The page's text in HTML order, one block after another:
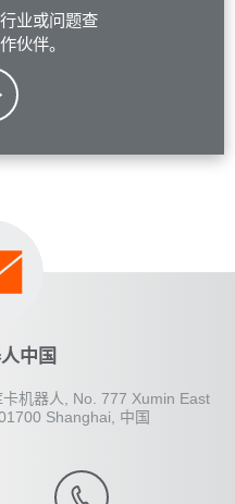
业或问题查
伙伴。
中国
机器人, No. 777 Xumin East
Shanghai, 中国